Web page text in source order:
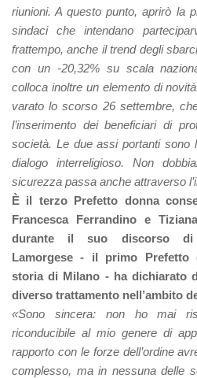
riunioni. A questo punto, aprirò la
sindaci che intendano
frattempo, anche il trend degli
con un -20,32% su scala
colloca inoltre un elemento di
varato lo scorso 26 settembre,
l’inserimento dei beneficiari di
società. Le due assi portanti sono
dialogo interreligioso. Non
sicurezza passa anche attraverso
È il terzo Prefetto donna
Francesca Ferrandino e
durante il suo discorso di
Lamorgese - il primo Prefetto
storia di Milano - ha dichiarato
diverso trattamento nell’ambito
«Sono sincera: non ho mai
riconducibile al mio genere di
rapporto con le forze dell’ordine
complesso, ma in nessuna delle